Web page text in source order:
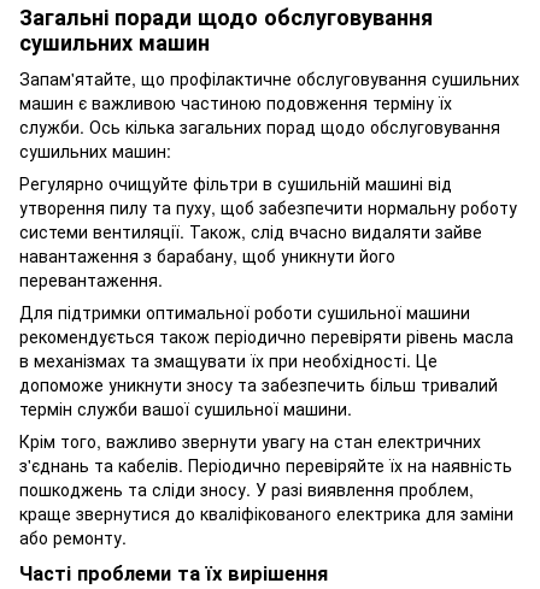
Загальні поради щодо обслуговування
сушильних машин
Запам'ятайте, що профілактичне обслуговування сушильних
машин є важливою частиною подовження терміну їх
служби. Ось кілька загальних порад щодо обслуговування
сушильних машин:
Регулярно очищуйте фільтри в сушильній машині від
утворення пилу та пуху, щоб забезпечити нормальну роботу
системи вентиляції. Також, слід вчасно видаляти зайве
навантаження з барабану, щоб уникнути його
перевантаження.
Для підтримки оптимальної роботи сушильної машини
рекомендується також періодично перевіряти рівень масла
в механізмах та змащувати їх при необхідності. Це
допоможе уникнути зносу та забезпечить більш тривалий
термін служби вашої сушильної машини.
Крім того, важливо звернути увагу на стан електричних
з'єднань та кабелів. Періодично перевіряйте їх на наявність
пошкоджень та сліди зносу. У разі виявлення проблем,
краще звернутися до кваліфікованого електрика для заміни
або ремонту.
Часті проблеми та їх вирішення